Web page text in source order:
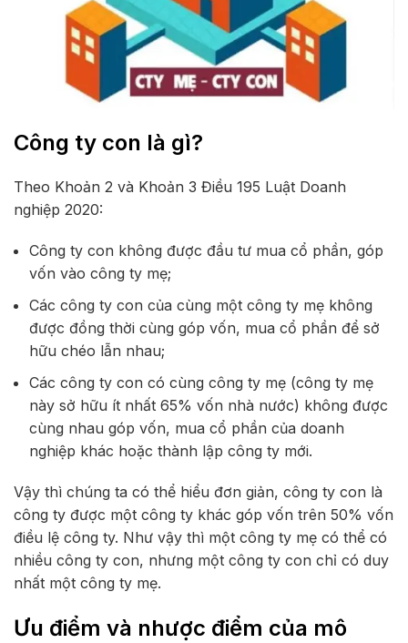
Công ty con là gì?
Theo Khoản 2 và Khoản 3 Điều 195 Luật Doanh
nghiệp 2020:
Công ty con không được đầu tư mua cổ phần, góp
vốn vào công ty mẹ;
Các công ty con của cùng một công ty mẹ không
được đồng thời cùng góp vốn, mua cổ phần để sở
hữu chéo lẫn nhau;
Các công ty con có cùng công ty mẹ (công ty mẹ
này sở hữu ít nhất 65% vốn nhà nước) không được
cùng nhau góp vốn, mua cổ phần của doanh
nghiệp khác hoặc thành lập công ty mới.
Vậy thì chúng ta có thể hiểu đơn giản, công ty con là
công ty được một công ty khác góp vốn trên 50% vốn
điều lệ công ty. Như vậy thì một công ty mẹ có thể có
nhiều công ty con, nhưng một công ty con chỉ có duy
nhất một công ty mẹ.
Ưu điểm và nhược điểm của mô